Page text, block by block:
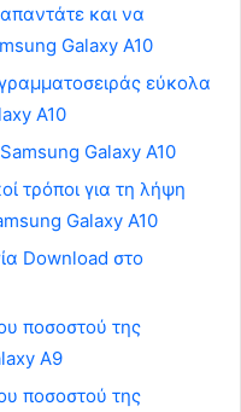
και να
Galaxy A10
εύκολα
A10
Galaxy A10
τρόποι για τη λήψη
Galaxy A10
Download στο
ποσοστού της
A9
ποσοστού της